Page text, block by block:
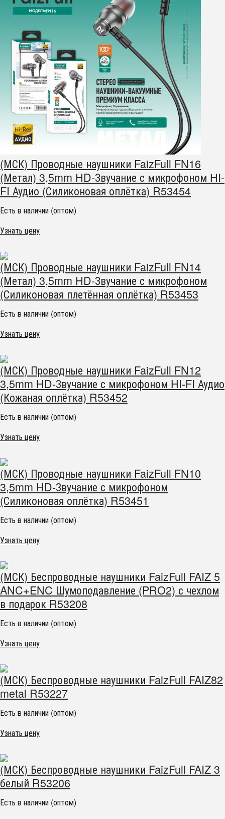
(МСК) Проводные наушники FaizFull FN16
(Метал) 3,5mm HD-Звучание с микрофоном HI-
FI Аудио (Силиконовая оплётка) R53454
Есть в наличии (оптом)
Узнать цену
(МСК) Проводные наушники FaizFull FN14
(Метал) 3,5mm HD-Звучание с микрофоном
(Силиконовая плетённая оплётка) R53453
Есть в наличии (оптом)
Узнать цену
(МСК) Проводные наушники FaizFull FN12
3,5mm HD-Звучание с микрофоном HI-FI Аудио
(Кожаная оплётка) R53452
Есть в наличии (оптом)
Узнать цену
(МСК) Проводные наушники FaizFull FN10
3,5mm HD-Звучание с микрофоном
(Силиконовая оплётка) R53451
Есть в наличии (оптом)
Узнать цену
(МСК) Беспроводные наушники FaizFull FAIZ 5
ANC+ENC Шумоподавление (PRO2) с чехлом
в подарок R53208
Есть в наличии (оптом)
Узнать цену
(МСК) Беспроводные наушники FaizFull FAIZ82
metal R53227
Есть в наличии (оптом)
Узнать цену
(МСК) Беспроводные наушники FaizFull FAIZ 3
белый R53206
Есть в наличии (оптом)